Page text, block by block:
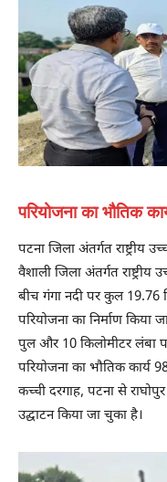
परियोजना का भौतिक
पटना जिला अंतर्गत
वैशाली जिला अंतर्गत
बीच गंगा नदी पर कुल 19.76
परियोजना का निर्माण किया
पुल और 10 किलोमीटर लंबा
परियोजना का भौतिक कार्य
कच्ची दरगाह, पटना से
उद्घाटन किया जा चुका है।